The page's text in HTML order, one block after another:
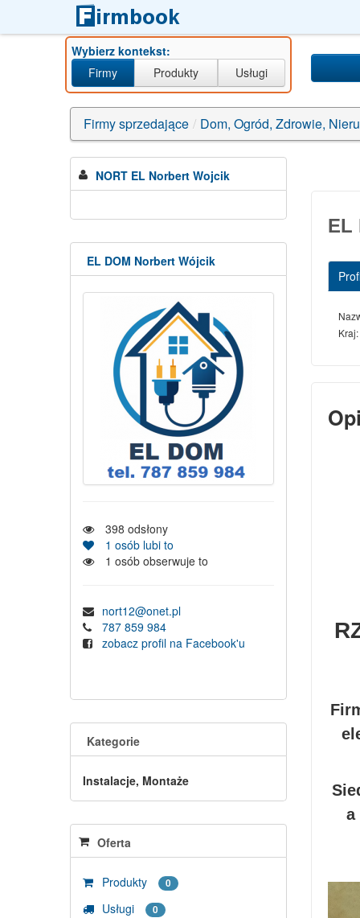
Wybierz kontekst:
Firmy
Produkty Usługi
magdalena b|usługi remontowe'123'123")AnD/**|
Firmy sprzedające / Dom, Ogród, Zdrowie,
NORT EL Norbert Wojcik
EL DOM Norbert Wójcik
398 odsłony
1 osób lubi to
1 osób obserwuje to
nort12@onet.pl
787 859 984
zobacz profil na Facebook'u
Kategorie
Instalacje, Montaże
Oferta
Produkty 0
Usługi 0
EL
Kraj:
a